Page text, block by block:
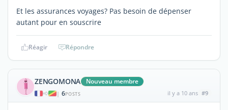
Et les assurances voyages? Pas besoin de dépenser
autant pour en souscrire
Réagir Répondre
ZENGOMONA Nouveau membre
| 6POSTS il y a 10 ans #9